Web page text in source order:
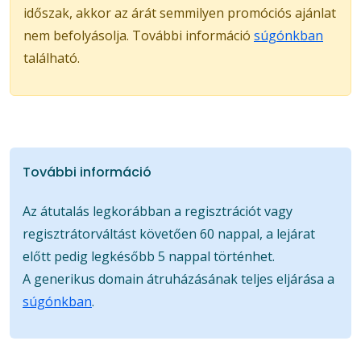
időszak, akkor az árát semmilyen promóciós ajánlat
nem befolyásolja. További információ súgónkban
található.
További információ
Az átutalás legkorábban a regisztrációt vagy
regisztrátorváltást követően 60 nappal, a lejárat
előtt pedig legkésőbb 5 nappal történhet.
A generikus domain átruházásának teljes eljárása a
súgónkban.